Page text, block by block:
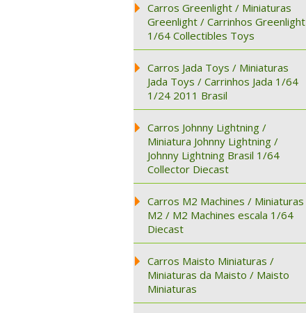
Carros Greenlight / Miniaturas
Greenlight / Carrinhos Greenlight
1/64 Collectibles Toys
Carros Jada Toys / Miniaturas
Jada Toys / Carrinhos Jada 1/64
1/24 2011 Brasil
Carros Johnny Lightning /
Miniatura Johnny Lightning /
Johnny Lightning Brasil 1/64
Collector Diecast
Carros M2 Machines / Miniaturas
M2 / M2 Machines escala 1/64
Diecast
Carros Maisto Miniaturas /
Miniaturas da Maisto / Maisto
Miniaturas